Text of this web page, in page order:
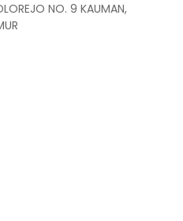
NO. 9 KAUMAN,